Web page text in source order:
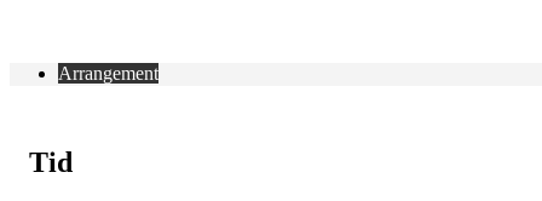
Arrangement
Tid